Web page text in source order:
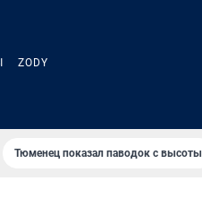
ZODY
Тюменец показал паводок с высоты